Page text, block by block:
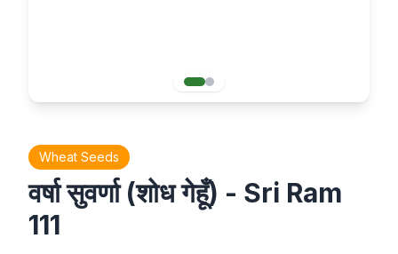
Wheat Seeds
वर्षा सुवर्णा (शोध गेहूँ) - Sri Ram
111